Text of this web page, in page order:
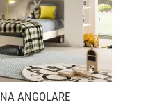
ANGOLARE